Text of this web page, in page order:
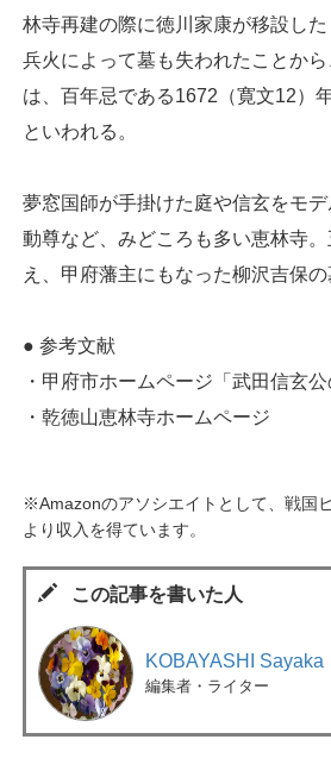
林寺再建の際に徳川家康が移設し
兵火によって墓も失われたことか
は、百年忌である1672（寛文12）
といわれる。
夢窓国師が手掛けた庭や信玄をモ
動尊など、みどころも多い恵林寺
え、甲府藩主にもなった柳沢吉保の
● 参考文献
・甲府市ホームページ「武田信玄公
・乾徳山恵林寺ホームページ
※Amazonのアソシエイトとして、戦国
より収入を得ています。
この記事を書いた人
KOBAYASHI Sayaka
編集者・ライター